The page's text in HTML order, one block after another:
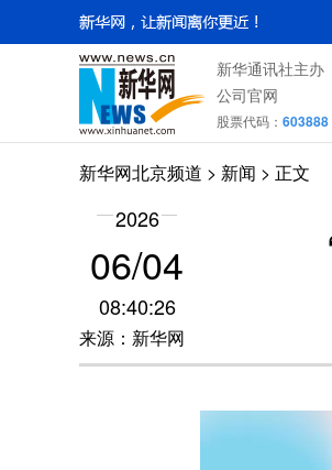
新华通讯社主办
公司官网
股票代码： 603888
新华网北京频道 > 新闻 > 正文
2026
06/04
08:40:26
来源：新华网